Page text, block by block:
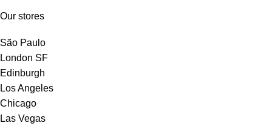
Our stores
São Paulo
London SF
Edinburgh
Los Angeles
Chicago
Las Vegas